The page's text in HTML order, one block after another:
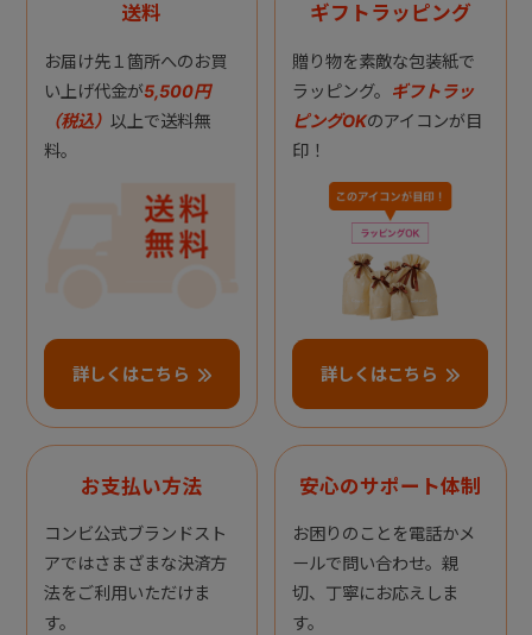
送料
お届け先１箇所へのお買
い上げ代金が5,500円
（税込） 以上で送料無
料。
詳しくはこちら
ギフトラッピング
贈り物を素敵な包装紙で
ラッピング。 ギフトラッ
ピングOKのアイコンが目
印！
詳しくはこちら
お支払い方法
コンビ公式ブランドスト
アではさまざまな決済方
法をご利用いただけま
す。
安心のサポート体制
お困りのことを電話かメ
ールで問い合わせ。親
切、丁寧にお応えしま
す。